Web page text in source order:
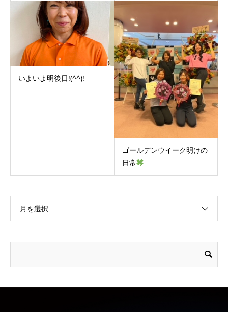
いよいよ明後日!(^^)!
ゴールデンウイーク明けの
日常
月を選択